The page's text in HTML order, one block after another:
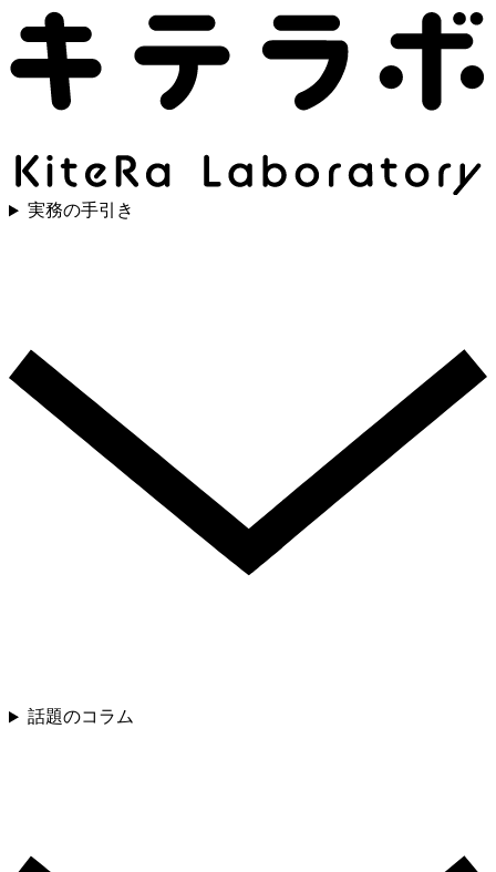
実務の手引き
話題のコラム